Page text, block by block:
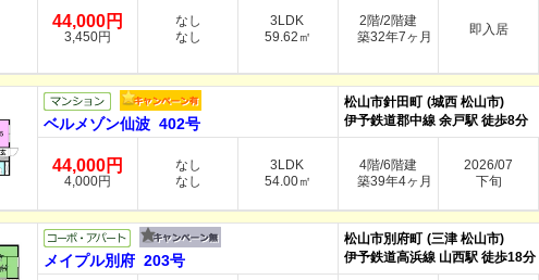
44,000円
3,450円
なし
なし
3LDK
59.62㎡
2階/2階建
築32年7ヶ月
即入居
ベルメゾン仙波 402号
松山市針田町 (城西 松山市)
伊予鉄道郡中線 余戸駅 徒歩8分
44,000円
4,000円
なし
なし
3LDK
54.00㎡
4階/6階建
築39年4ヶ月
2026/07
下旬
メイプル別府 203号
松山市別府町 (三津 松山市)
伊予鉄道高浜線 山西駅 徒歩18分